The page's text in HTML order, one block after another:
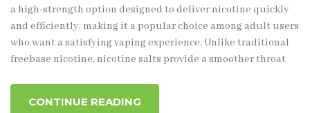
a high-strength option designed to deliver nicotine quickly
and efficiently, making it a popular choice among adult users
who want a satisfying vaping experience. Unlike traditional
freebase nicotine, nicotine salts provide a smoother throat
CONTINUE READING